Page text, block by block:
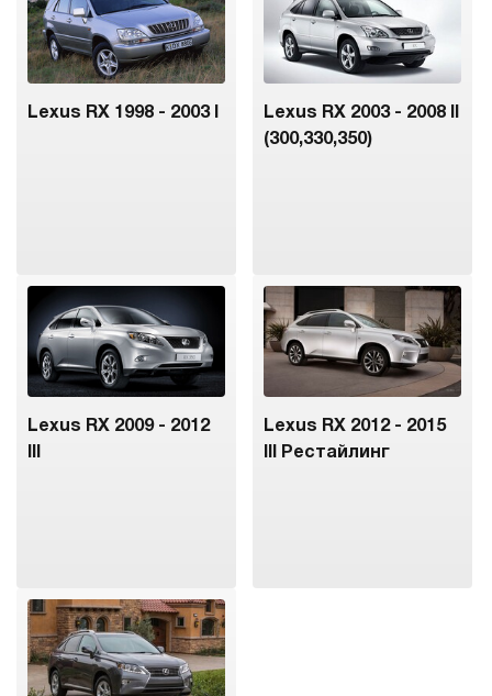
Lexus RX 1998 - 2003 I
Lexus RX 2003 - 2008 II
(300,330,350)
Lexus RX 2009 - 2012
Lexus RX 2012 - 2015
III Рестайлинг